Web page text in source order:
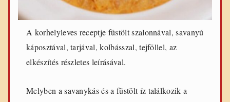
A korhelyleves receptje füstölt szalonnával, savanyú
káposztával, tarjával, kolbásszal, tejföllel, az
elkészítés részletes leírásával.
Melyben a savanykás és a füstölt íz találkozik a